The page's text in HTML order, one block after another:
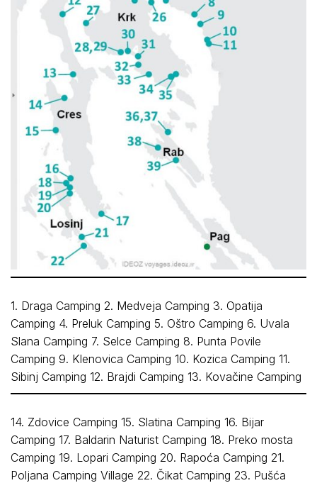
1. Draga Camping 2. Medveja Camping 3. Opatija
Camping 4. Preluk Camping 5. Oštro Camping 6. Uvala
Slana Camping 7. Selce Camping 8. Punta Povile
Camping 9. Klenovica Camping 10. Kozica Camping 11.
Sibinj Camping 12. Brajdi Camping 13. Kovačine Camping
14. Zdovice Camping 15. Slatina Camping 16. Bijar
Camping 17. Baldarin Naturist Camping 18. Preko mosta
Camping 19. Lopari Camping 20. Rapoća Camping 21.
Poljana Camping Village 22. Čikat Camping 23. Pušća